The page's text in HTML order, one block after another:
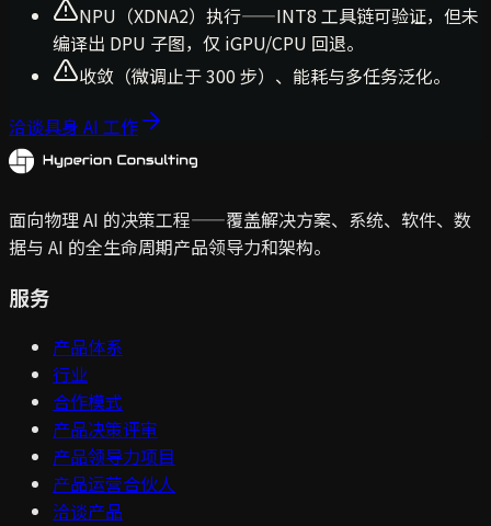
NPU（XDNA2）执行——INT8 工具链可验证，但未
编译出 DPU 子图，仅 iGPU/CPU 回退。
收敛（微调止于 300 步）、能耗与多任务泛化。
洽谈具身 AI 工作
面向物理 AI 的决策工程——覆盖解决方案、系统、软件、数
据与 AI 的全生命周期产品领导力和架构。
服务
产品体系
行业
合作模式
产品决策评审
产品领导力项目
产品运营合伙人
洽谈产品